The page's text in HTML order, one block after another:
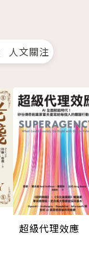
人文關注
超級代理效應